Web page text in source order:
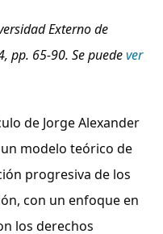
Externo de
pp. 65-90. Se puedever
de Jorge Alexander
modelo teórico de
progresiva de los
con un enfoque en
los derechos